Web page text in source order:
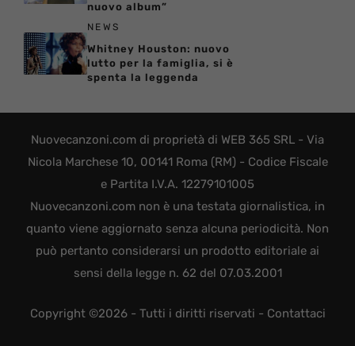
nuovo album”
NEWS
Whitney Houston: nuovo
lutto per la famiglia, si è
spenta la leggenda
Nuovecanzoni.com di proprietà di WEB 365 SRL - Via
Nicola Marchese 10, 00141 Roma (RM) - Codice Fiscale
e Partita I.V.A. 12279101005
Nuovecanzoni.com non è una testata giornalistica, in
quanto viene aggiornato senza alcuna periodicità. Non
può pertanto considerarsi un prodotto editoriale ai
sensi della legge n. 62 del 07.03.2001
Copyright ©2026 - Tutti i diritti riservati - Contattaci